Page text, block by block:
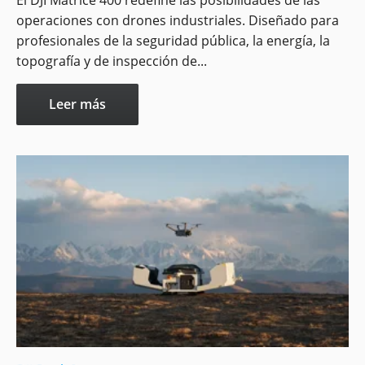
operaciones con drones industriales. Diseñado para
profesionales de la seguridad pública, la energía, la
topografía y de inspección de...
Leer más